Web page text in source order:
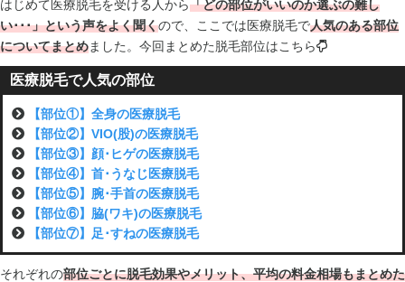
はじめて医療脱毛を受ける人から「どの部位がいいのか選ぶの難し
い･･･」という声をよく聞くので、ここでは医療脱毛で人気のある部位
についてまとめました。今回まとめた脱毛部位はこちら
医療脱毛で人気の部位
【部位①】全身の医療脱毛
【部位②】VIO(股)の医療脱毛
【部位③】顔･ヒゲの医療脱毛
【部位④】首･うなじ医療脱毛
【部位⑤】腕･手首の医療脱毛
【部位⑥】脇(ワキ)の医療脱毛
【部位⑦】足･すねの医療脱毛
それぞれの部位ごとに脱毛効果やメリット、平均の料金相場もまとめた